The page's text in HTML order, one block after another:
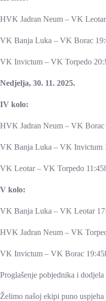
HVK Jadran Neum – VK
VK Banja Luka – VK Borac
VK Invictum – VK Torpedo
Nedjelja, 30. 11. 2025.
IV kolo:
HVK Jadran Neum – VK Borac
VK Banja Luka – VK Invictum
VK Leotar – VK Torpedo
V kolo:
VK Banja Luka – VK Leotar
HVK Jadran Neum – VK
VK Invictum – VK Borac
Proglašenje pobjednika i
Želimo našoj ekipi puno